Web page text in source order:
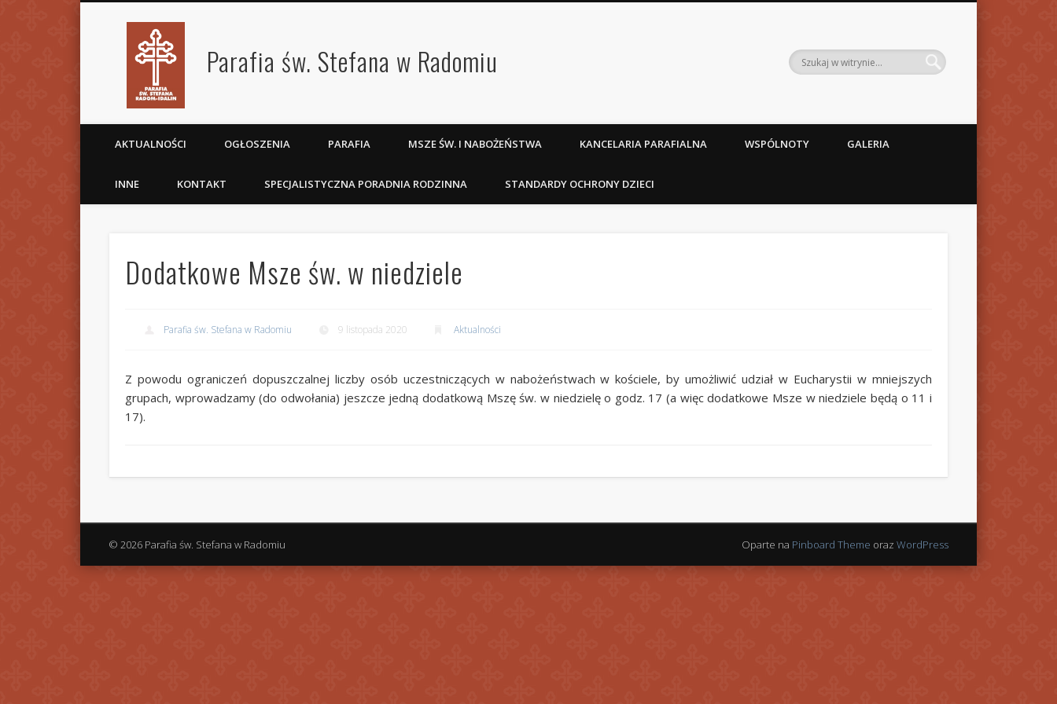
Parafia św. Stefana w Radomiu
AKTUALNOŚCI OGŁOSZENIA PARAFIA MSZE ŚW. I NABOŻEŃSTWA KANCELARIA PARAFIALNA WSPÓLNOTY GALERIA
INNE KONTAKT SPECJALISTYCZNA PORADNIA RODZINNA STANDARDY OCHRONY DZIECI
Dodatkowe Msze św. w niedziele
Parafia św. Stefana w Radomiu 9 listopada 2020 Aktualności
Z powodu ograniczeń dopuszczalnej liczby osób uczestniczących w nabożeństwach w kościele, by umożliwić udział w Eucharystii w mniejszych
grupach, wprowadzamy (do odwołania) jeszcze jedną dodatkową Mszę św. w niedzielę o godz. 17 (a więc dodatkowe Msze w niedziele będą o 11 i
17).
© 2026 Parafia św. Stefana w Radomiu Oparte na Pinboard Theme oraz WordPress